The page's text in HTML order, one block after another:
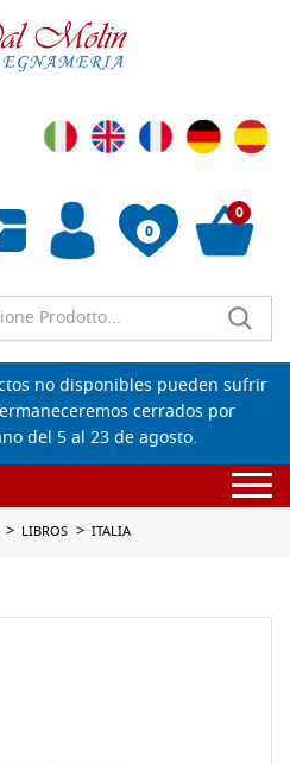
0
deseos vacía
0
no disponibles pueden sufrir
cerrados por
del 5 al 23 de agosto.
LIBROS ITALIA